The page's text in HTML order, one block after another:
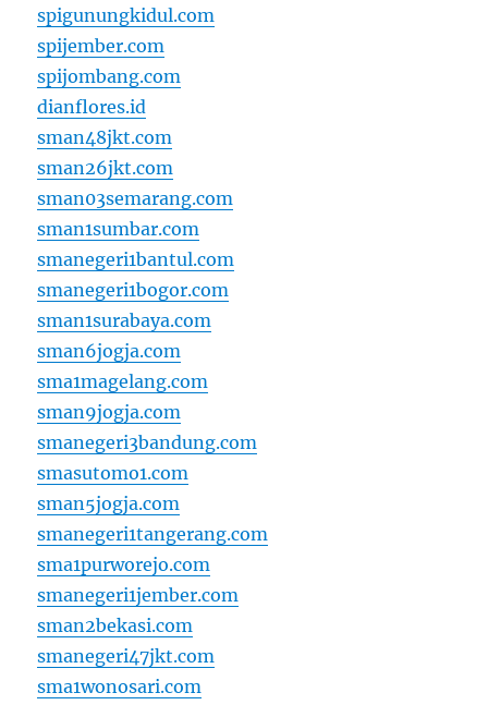
spigunungkidul.com
spijember.com
spijombang.com
dianflores.id
sman48jkt.com
sman26jkt.com
sman03semarang.com
sman1sumbar.com
smanegeri1bantul.com
smanegeri1bogor.com
sman1surabaya.com
sman6jogja.com
sma1magelang.com
sman9jogja.com
smanegeri3bandung.com
smasutomo1.com
sman5jogja.com
smanegeri1tangerang.com
sma1purworejo.com
smanegeri1jember.com
sman2bekasi.com
smanegeri47jkt.com
sma1wonosari.com